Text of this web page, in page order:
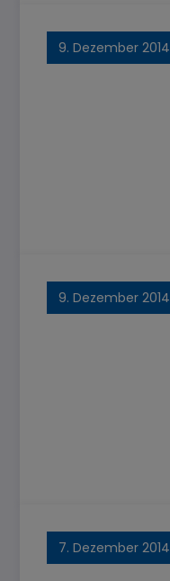
9. Dezember 2014
9. Dezember 2014
7. Dezember 2014